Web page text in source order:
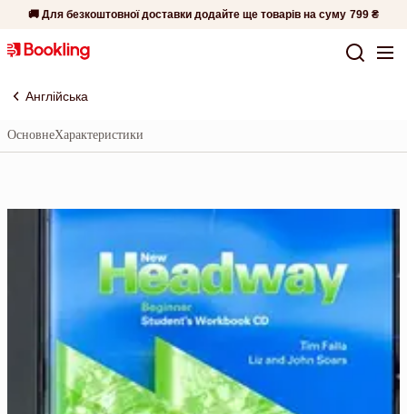
🚚 Для безкоштовної доставки додайте ще товарів на суму 799 ₴
Англійська
ОсновнеХарактеристики